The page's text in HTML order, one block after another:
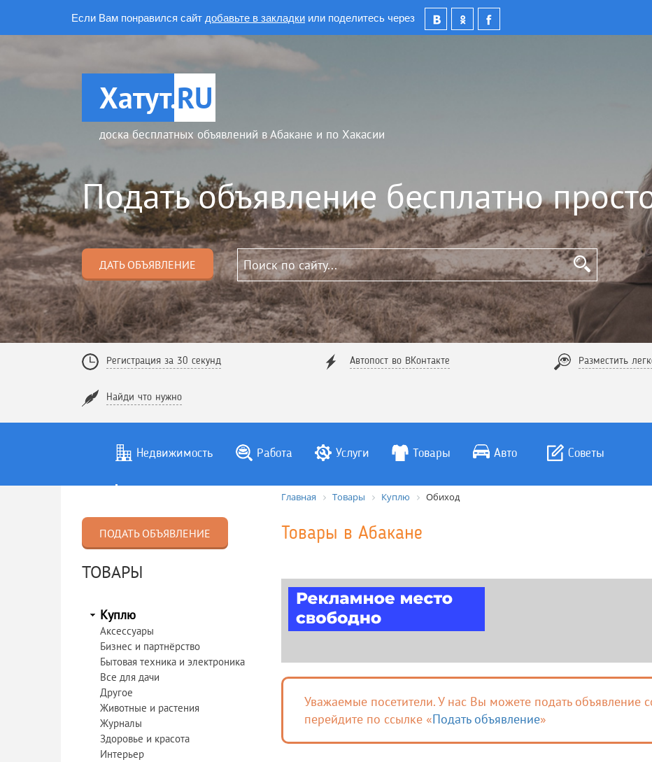
Если Вам понравился сайт добавьте в закладки или поделитесь через
Хатут.RU
доска бесплатных объявлений в Абакане и по Хакасии
Подать объявление бесплатно
ДАТЬ ОБЪЯВЛЕНИЕ
Регистрация за 30 секунд Автопост во ВКонтакте Разместить
Найди что нужно
Недвижимость Работа Услуги Товары Авто Советы
ПОДАТЬ ОБЪЯВЛЕНИЕ
ТОВАРЫ
Куплю
Аксессуары
Бизнес и партнёрство
Бытовая техника и электроника
Все для дачи
Другое
Животные и растения
Журналы
Здоровье и красота
Интерьер
Главная Товары Куплю Обиход
Товары в Абакане
Уважаемые посетители. У нас Вы можете подать объявление
перейдите по ссылке «Подать объявление»